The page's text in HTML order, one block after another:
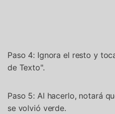
Paso 4: Ignora el resto y
de Texto".
Paso 5: Al hacerlo, notará
se volvió verde.